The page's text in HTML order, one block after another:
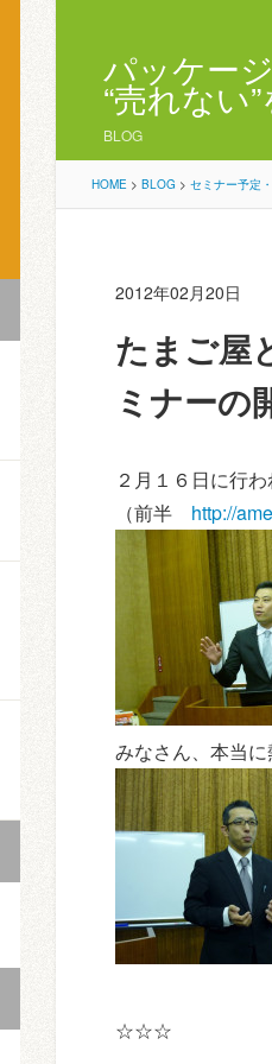
パッケー
“売れない
BLOG
HOME > BLOG > セミナー予定
2012年02月20日
たまご屋
ミナーの
２月１６日に行
（前半 http://
みなさん、本当
☆☆☆